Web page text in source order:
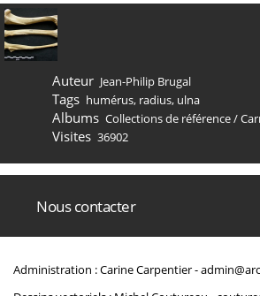
Auteur Jean-Philip Brugal
Tags humérus, radius, ulna
Albums Collections de référence/
Visites 36902
Nous contacter
Administration : Carine Carpentier -